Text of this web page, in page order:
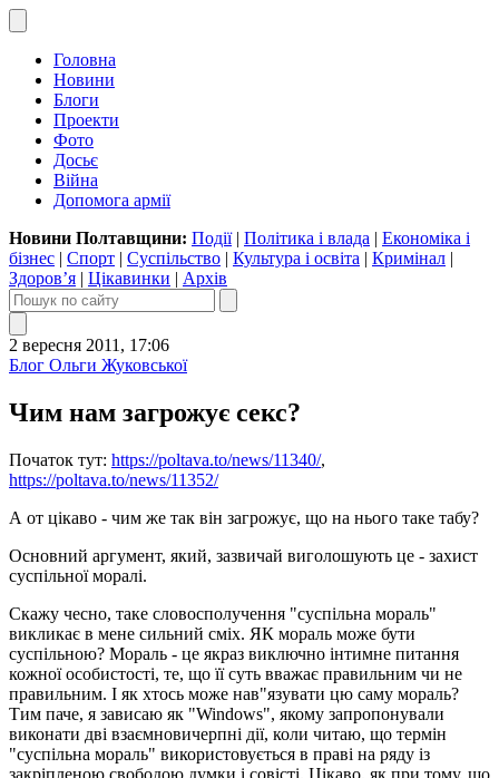
Головна
Новини
Блоги
Проекти
Фото
Досьє
Війна
Допомога армії
Новини Полтавщини: Події| Політика і влада | Економіка і
бізнес | Спорт | Суспільство | Культура і освіта | Кримінал |
Здоров’я | Цікавинки | Архів
2 вересня 2011, 17:06
Блог Ольги Жуковської
Чим нам загрожує секс?
Початок тут: https://poltava.to/news/11340/,
https://poltava.to/news/11352/
А от цікаво - чим же так він загрожує, що на нього таке табу?
Основний аргумент, який, зазвичай виголошують це - захист
суспільної моралі.
Скажу чесно, таке словосполучення "суспільна мораль"
викликає в мене сильний сміх. ЯК мораль може бути
суспільною? Мораль - це якраз виключно інтимне питання
кожної особистості, те, що її суть вважає правильним чи не
правильним. І як хтось може нав"язувати цю саму мораль?
Тим паче, я зависаю як "Windows", якому запропонували
виконати дві взаємновичерпні дії, коли читаю, що термін
"суспільна мораль" використовується в праві на ряду із
закріпленою свободою думки і совісті. Цікаво, як при тому, що